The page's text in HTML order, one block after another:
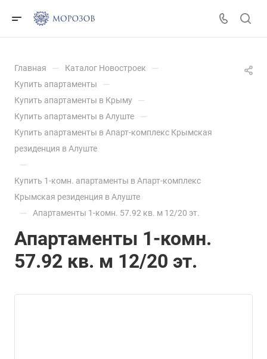
Главная — Каталог Новостроек —
Купить апартаменты —
Купить апартаменты в Крыму —
Купить апартаменты в Алуште —
Купить апартаменты в Апарт-комплекс Крымская
резиденция в Алуште
—
Купить 1-комн. апартаменты в Апарт-комплекс
Крымская резиденция в Алуште
— Апартаменты 1-комн. 57.92 кв. м 12/20 эт.
Апартаменты 1-комн.
57.92 кв. м 12/20 эт.